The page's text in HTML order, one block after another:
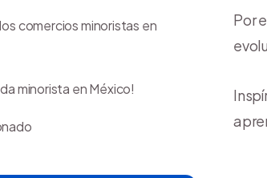
Por
comercios minoristas en
minorista en México!